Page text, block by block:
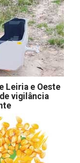
Leiria e Oeste
vigilância